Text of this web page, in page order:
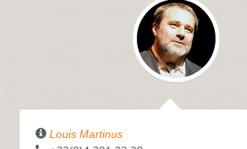
Louis Martinus